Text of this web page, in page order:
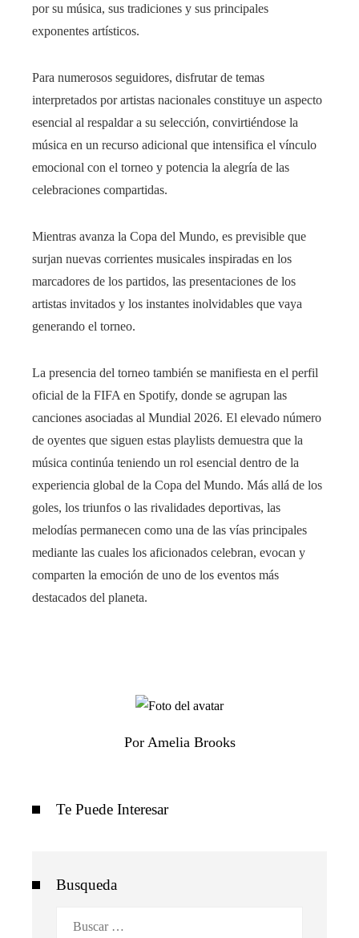
por su música, sus tradiciones y sus principales
exponentes artísticos.
Para numerosos seguidores, disfrutar de temas
interpretados por artistas nacionales constituye un aspecto
esencial al respaldar a su selección, convirtiéndose la
música en un recurso adicional que intensifica el vínculo
emocional con el torneo y potencia la alegría de las
celebraciones compartidas.
Mientras avanza la Copa del Mundo, es previsible que
surjan nuevas corrientes musicales inspiradas en los
marcadores de los partidos, las presentaciones de los
artistas invitados y los instantes inolvidables que vaya
generando el torneo.
La presencia del torneo también se manifiesta en el perfil
oficial de la FIFA en Spotify, donde se agrupan las
canciones asociadas al Mundial 2026. El elevado número
de oyentes que siguen estas playlists demuestra que la
música continúa teniendo un rol esencial dentro de la
experiencia global de la Copa del Mundo. Más allá de los
goles, los triunfos o las rivalidades deportivas, las
melodías permanecen como una de las vías principales
mediante las cuales los aficionados celebran, evocan y
comparten la emoción de uno de los eventos más
destacados del planeta.
Por Amelia Brooks
Te Puede Interesar
Busqueda